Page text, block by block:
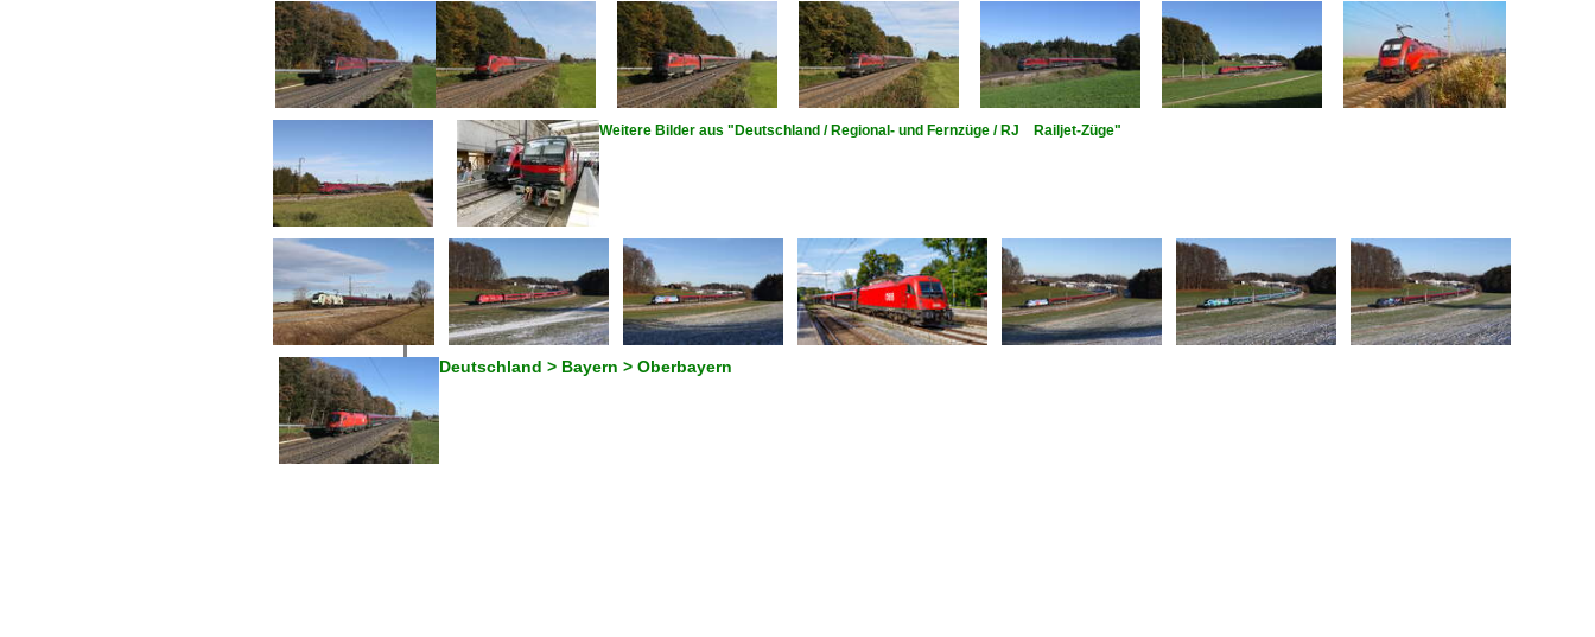
Weitere Bilder aus "Deutschland / Regional- und Fernzüge / RJ Railjet-Züge"
Deutschland > Bayern > Oberbayern